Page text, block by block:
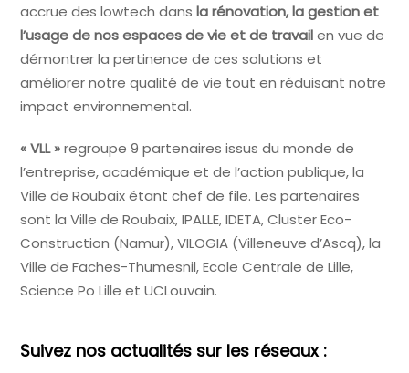
accrue des lowtech dansla rénovation, la gestion et
l’usage de nos espaces de vie et de travailen vue de
démontrer la pertinence de ces solutions et
améliorer notre qualité de vie tout en réduisant notre
impact environnemental.
« VLL »regroupe 9 partenaires issus du monde de
l’entreprise, académique et de l’action publique, la
Ville de Roubaix étant chef de file. Les partenaires
sont la Ville de Roubaix, IPALLE, IDETA, Cluster Eco-
Construction (Namur), VILOGIA (Villeneuve d’Ascq), la
Ville de Faches-Thumesnil, Ecole Centrale de Lille,
Science Po Lille et UCLouvain.
Suivez nos actualités sur les réseaux :